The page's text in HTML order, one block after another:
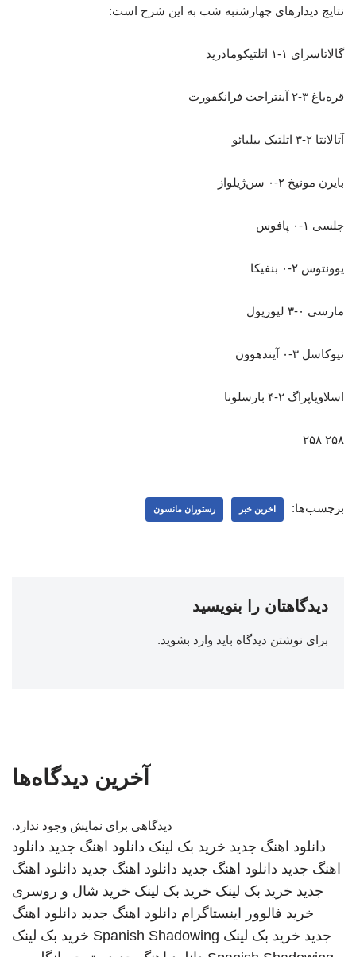
نتایج دیدارهای چهارشنبه شب به این شرح است:
گالاتاسرای ۱-۱ اتلتیکومادرید
قره‌باغ ۳-۲ آینتراخت فرانکفورت
آتالانتا ۲-۳ اتلتیک بیلبائو
بایرن مونیخ ۲-۰ سن‌ژیلواز
چلسی ۱-۰ پافوس
یوونتوس ۲-۰ بنفیکا
مارسی ۰-۳ لیورپول
نیوکاسل ۳-۰ آیندهوون
اسلاویاپراگ ۲-۴ بارسلونا
۲۵۸ ۲۵۸
برچسب‌ها: اخرین خبر رستوران مانسون
دیدگاهتان را بنویسید
برای نوشتن دیدگاه باید وارد بشوید.
آخرین دیدگاه‌ها
دیدگاهی برای نمایش وجود ندارد.
دانلود اهنگ جدید خرید بک لینک دانلود اهنگ جدید دانلود
اهنگ جدید دانلود اهنگ جدید دانلود اهنگ جدید دانلود اهنگ
جدید خرید بک لینک خرید بک لینک خرید شال و روسری
خرید فالوور اینستاگرام دانلود اهنگ جدید دانلود اهنگ
جدید خرید بک لینک Spanish Shadowing خرید بک لینک